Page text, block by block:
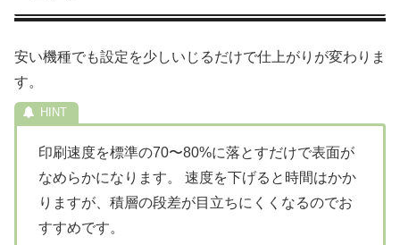
安い機種でも設定を少しいじるだけで仕上がりが変わりま
す。
印刷速度を標準の70〜80%に落とすだけで表面が
なめらかになります。 速度を下げると時間はかか
りますが、積層の段差が目立ちにくくなるのでお
すすめです。